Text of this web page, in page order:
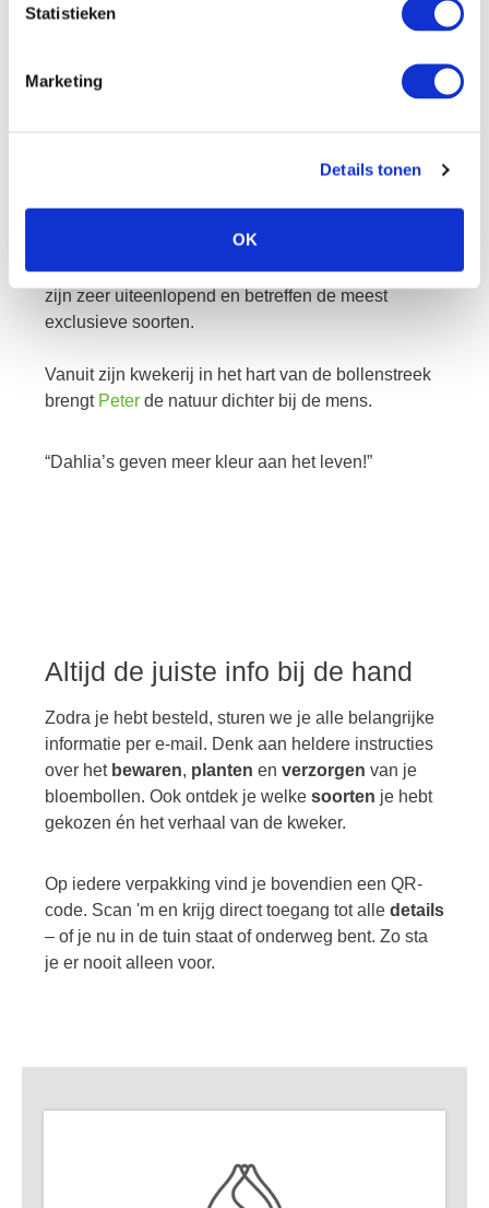
Statistieken
Marketing
Details tonen
OK
De kleurrijke dahlia’s van Peter staan bekend om
hun hoge kwaliteit. De dahlia’s uit zijn assortiment
zijn zeer uiteenlopend en betreffen de meest
exclusieve soorten.
Vanuit zijn kwekerij in het hart van de bollenstreek
brengt Peter de natuur dichter bij de mens.
“Dahlia’s geven meer kleur aan het leven!”
Altijd de juiste info bij de hand
Zodra je hebt besteld, sturen we je alle belangrijke
informatie per e-mail. Denk aan heldere instructies
over het bewaren, planten en verzorgen van je
bloembollen. Ook ontdek je welke soorten je hebt
gekozen én het verhaal van de kweker.
Op iedere verpakking vind je bovendien een QR-
code. Scan 'm en krijg direct toegang tot alle details
– of je nu in de tuin staat of onderweg bent. Zo sta
je er nooit alleen voor.